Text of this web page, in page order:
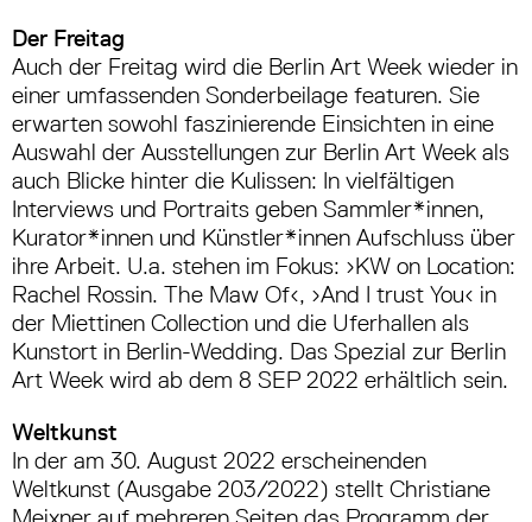
Der Freitag
Auch der Freitag wird die Berlin Art Week wieder in
einer umfassenden Sonderbeilage featuren. Sie
erwarten sowohl faszinierende Einsichten in eine
Auswahl der Ausstellungen zur Berlin Art Week als
auch Blicke hinter die Kulissen: In vielfältigen
Interviews und Portraits geben Sammler*innen,
Kurator*innen und Künstler*innen Aufschluss über
ihre Arbeit. U.a. stehen im Fokus: ›KW on Location:
Rachel Rossin. The Maw Of‹, ›And I trust You‹ in
der Miettinen Collection und die Uferhallen als
Kunstort in Berlin-Wedding. Das Spezial zur Berlin
Art Week wird ab dem 8 SEP 2022 erhältlich sein.
Weltkunst
In der am 30. August 2022 erscheinenden
Weltkunst (Ausgabe 203/2022) stellt Christiane
Meixner auf mehreren Seiten das Programm der